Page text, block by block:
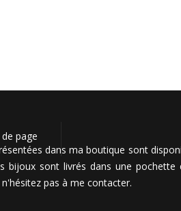
dans ma boutique sont
bijoux sont livrés dans une
pas à me contacter.